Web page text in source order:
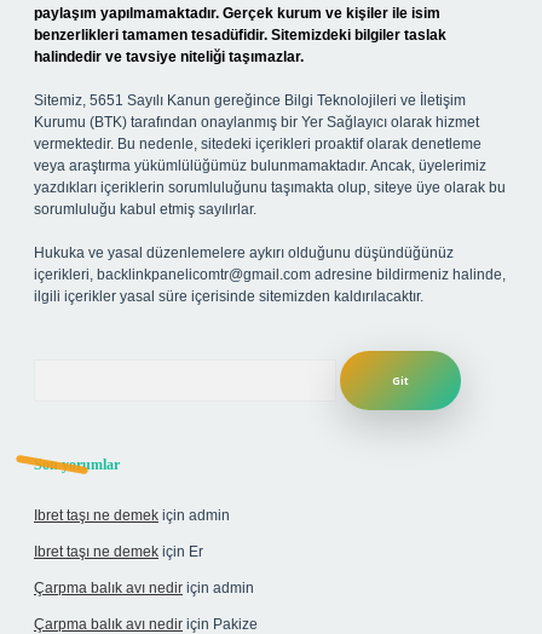
paylaşım yapılmamaktadır. Gerçek kurum ve kişiler ile isim
benzerlikleri tamamen tesadüfidir. Sitemizdeki bilgiler taslak
halindedir ve tavsiye niteliği taşımazlar.
Sitemiz, 5651 Sayılı Kanun gereğince Bilgi Teknolojileri ve İletişim
Kurumu (BTK) tarafından onaylanmış bir Yer Sağlayıcı olarak hizmet
vermektedir. Bu nedenle, sitedeki içerikleri proaktif olarak denetleme
veya araştırma yükümlülüğümüz bulunmamaktadır. Ancak, üyelerimiz
yazdıkları içeriklerin sorumluluğunu taşımakta olup, siteye üye olarak bu
sorumluluğu kabul etmiş sayılırlar.
Hukuka ve yasal düzenlemelere aykırı olduğunu düşündüğünüz
içerikleri, backlinkpanelicomtr@gmail.com adresine bildirmeniz halinde,
ilgili içerikler yasal süre içerisinde sitemizden kaldırılacaktır.
Son yorumlar
Ibret taşı ne demek için admin
Ibret taşı ne demek için Er
Çarpma balık avı nedir için admin
Çarpma balık avı nedir için Pakize